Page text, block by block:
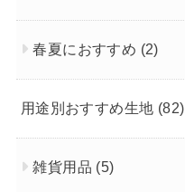
春夏におすすめ (2)
用途別おすすめ生地 (82)
雑貨用品 (5)